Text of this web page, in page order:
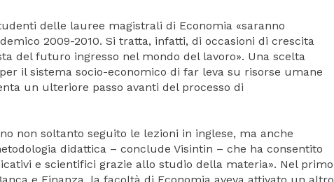
delle lauree magistrali di Economia «saranno
2009-2010. Si tratta, infatti, di occasioni di crescita
del futuro ingresso nel mondo del lavoro». Una scelta
il sistema socio-economico di far leva su risorse umane
un ulteriore passo avanti del processo di
non soltanto seguito le lezioni in inglese, ma anche
didattica – conclude Visintin – che ha consentito
e scientifici grazie allo studio della materia». Nel primo